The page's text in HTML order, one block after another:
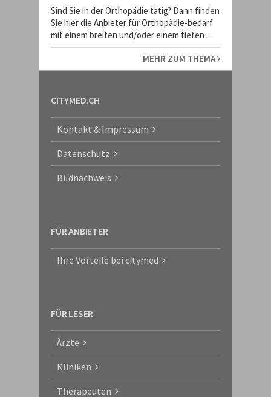
Sind Sie in der Orthopädie tätig? Dann finden
Sie hier die Anbieter für Orthopädie-bedarf
mit einem breiten und/oder einem tiefen ...
MEHR ZUM THEMA
CITYMED.CH
Kontakt & Impressum
Datenschutz
Bildnachweis
FÜR ANBIETER
Ihre Vorteile bei citymed
FÜR LESER
Ärzte
Kliniken
Therapeuten